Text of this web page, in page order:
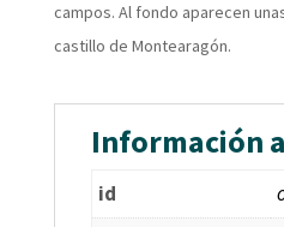
campos. Al fondo aparecen
castillo de Montearagón.
Información
id